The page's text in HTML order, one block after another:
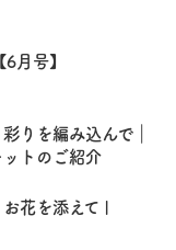
月号】
りを編み込んで｜
トのご紹介
花を添えて |